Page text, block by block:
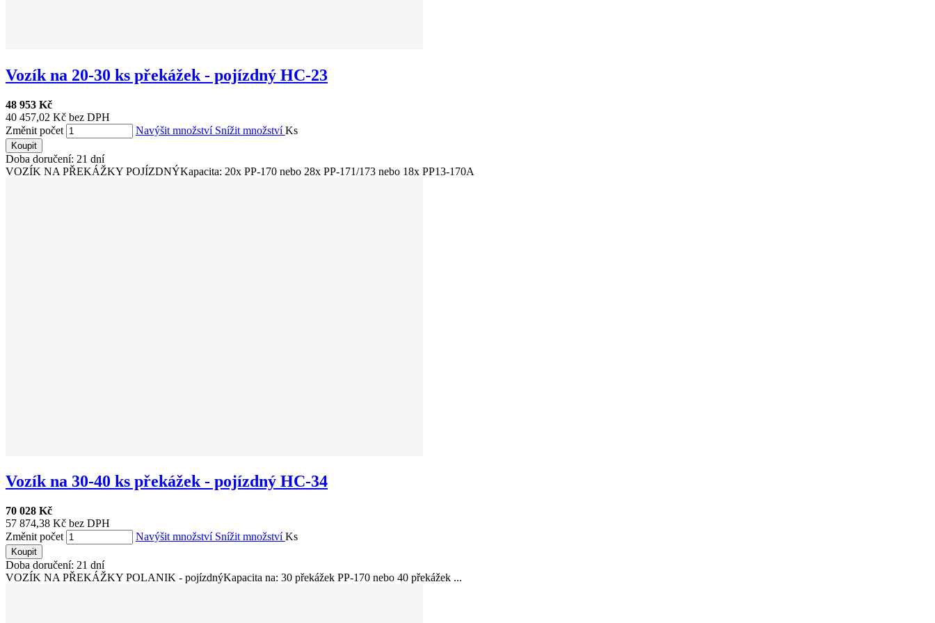
Vozík na 20-30 ks překážek - pojízdný HC-23
48 953 Kč
40 457,02 Kč bez DPH
Změnit počet
Navýšit množství Snížit množstvíKs
Koupit
Doba doručení: 21 dní
VOZÍK NA PŘEKÁŽKY POJÍZDNÝKapacita: 20x PP-170 nebo 28x PP-171/173 nebo 18x PP13-170A
Vozík na 30-40 ks překážek - pojízdný HC-34
70 028 Kč
57 874,38 Kč bez DPH
Změnit počet
Navýšit množství Snížit množstvíKs
Koupit
Doba doručení: 21 dní
VOZÍK NA PŘEKÁŽKY POLANIK - pojízdnýKapacita na: 30 překážek PP-170 nebo 40 překážek ...